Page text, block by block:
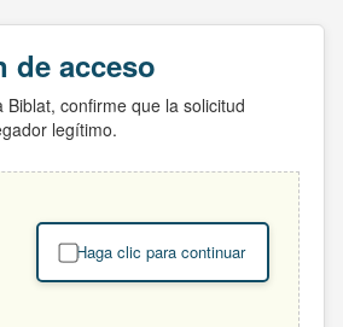
de acceso
Biblat, confirme que la solicitud
legítimo.
Haga clic para continuar